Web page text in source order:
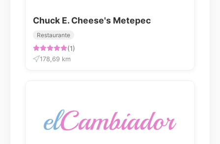
Chuck E. Cheese's Metepec
Restaurante
(1)
178,69 km